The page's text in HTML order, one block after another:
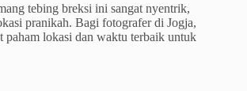
tebing breksi ini sangat nyentrik,
pranikah. Bagi fotografer di Jogja,
paham lokasi dan waktu terbaik untuk